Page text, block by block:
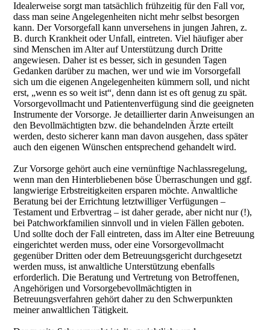
Idealerweise sorgt man tatsächlich frühzeitig für den Fall vor,
dass man seine Angelegenheiten nicht mehr selbst besorgen
kann. Der Vorsorgefall kann unversehens in jungen Jahren, z.
B. durch Krankheit oder Unfall, eintreten. Viel häufiger aber
sind Menschen im Alter auf Unterstützung durch Dritte
angewiesen. Daher ist es besser, sich in gesunden Tagen
Gedanken darüber zu machen, wer und wie im Vorsorgefall
sich um die eigenen Angelegenheiten kümmern soll, und nicht
erst, „wenn es so weit ist“, denn dann ist es oft genug zu spät.
Vorsorgevollmacht und Patientenverfügung sind die geeigneten
Instrumente der Vorsorge. Je detaillierter darin Anweisungen an
den Bevollmächtigten bzw. die behandelnden Ärzte erteilt
werden, desto sicherer kann man davon ausgehen, dass später
auch den eigenen Wünschen entsprechend gehandelt wird.
Zur Vorsorge gehört auch eine vernünftige Nachlassregelung,
wenn man den Hinterbliebenen böse Überraschungen und ggf.
langwierige Erbstreitigkeiten ersparen möchte. Anwaltliche
Beratung bei der Errichtung letztwilliger Verfügungen –
Testament und Erbvertrag – ist daher gerade, aber nicht nur (!),
bei Patchworkfamilien sinnvoll und in vielen Fällen geboten.
Und sollte doch der Fall eintreten, dass im Alter eine Betreuung
eingerichtet werden muss, oder eine Vorsorgevollmacht
gegenüber Dritten oder dem Betreuungsgericht durchgesetzt
werden muss, ist anwaltliche Unterstützung ebenfalls
erforderlich. Die Beratung und Vertretung von Betroffenen,
Angehörigen und Vorsorgebevollmächtigten in
Betreuungsverfahren gehört daher zu den Schwerpunkten
meiner anwaltlichen Tätigkeit.